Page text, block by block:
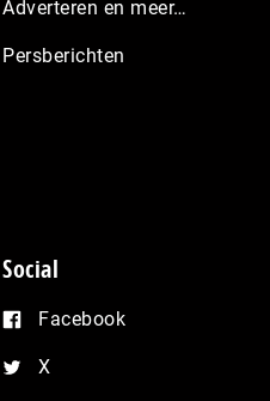
Adverteren en meer…
Persberichten
Social
Facebook
X